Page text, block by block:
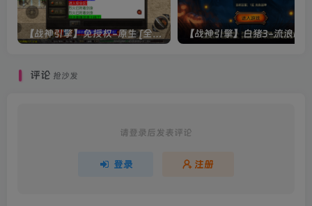
【战神引擎】免授权-原生 [全屏自动拾取] 插件 + 配置教程（更新修复版，具体自测）
评论 抢沙发
请登录后发表评论
登录 注册